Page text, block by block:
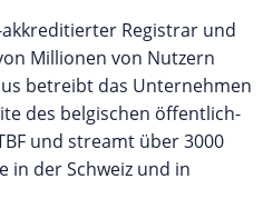
Registrar und
Millionen von Nutzern
betreibt das Unternehmen
des belgischen öffentlich-
und streamt über 3000
in der Schweiz und in